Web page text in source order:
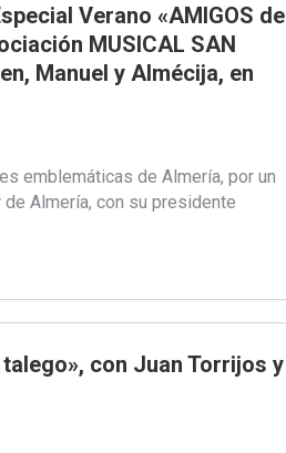
Verano «AMIGOS de
MUSICAL SAN
Manuel y Almécija, en
emblemáticas de Almería, por un
Almería, con su presidente
talego», con Juan Torrijos y